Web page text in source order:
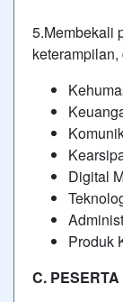
5.Membekali
Digital
Produk
C.